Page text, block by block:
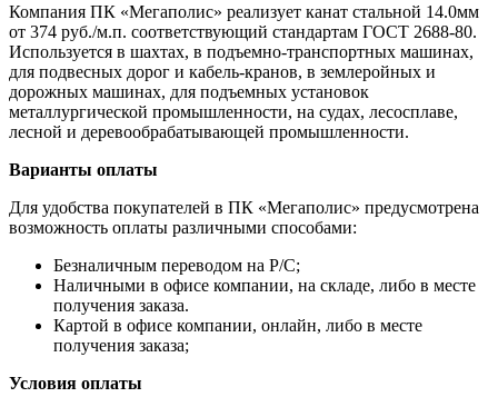
Компания ПК «Мегаполис» реализует канат стальной 14.0мм
от 374 руб./м.п. соответствующий стандартам ГОСТ 2688-80.
Используется в шахтах, в подъемно-транспортных машинах,
для подвесных дорог и кабель-кранов, в землеройных и
дорожных машинах, для подъемных установок
металлургической промышленности, на судах, лесосплаве,
лесной и деревообрабатывающей промышленности.
Варианты оплаты
Для удобства покупателей в ПК «Мегаполис» предусмотрена
возможность оплаты различными способами:
Безналичным переводом на Р/С;
Наличными в офисе компании, на складе, либо в месте
получения заказа.
Картой в офисе компании, онлайн, либо в месте
получения заказа;
Условия оплаты